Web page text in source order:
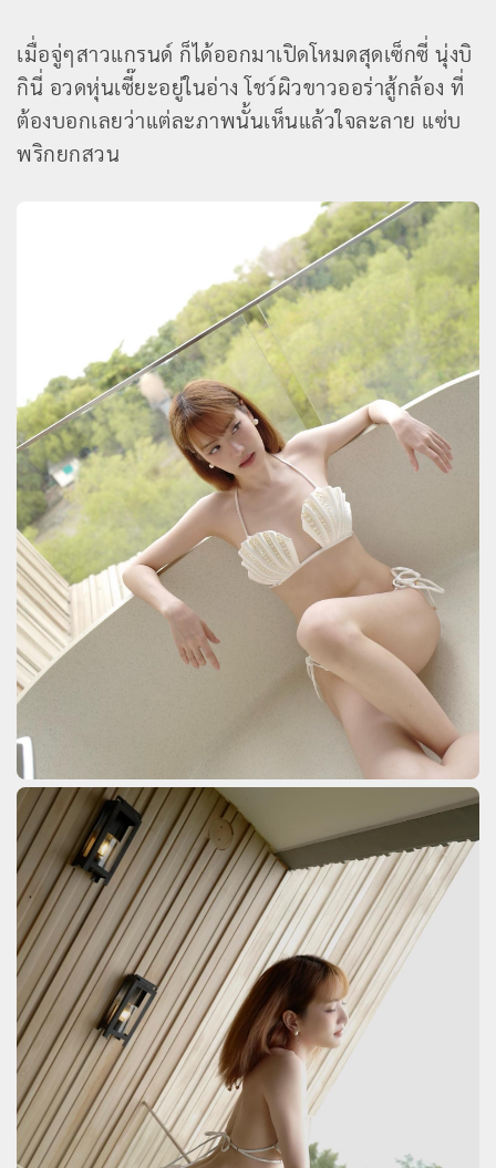
เมื่อจู่ๆสาวแกรนด์ ก็ได้ออกมาเปิดโหมดสุดเซ็กซี่ นุ่งบิ
กินี่ อวดหุ่นเซี๊ยะอยู่ในอ่าง โชว์ผิวขาวออร่าสู้กล้อง ที่
ต้องบอกเลยว่าแต่ละภาพนั้นเห็นแล้วใจละลาย แซ่บ
พริกยกสวน